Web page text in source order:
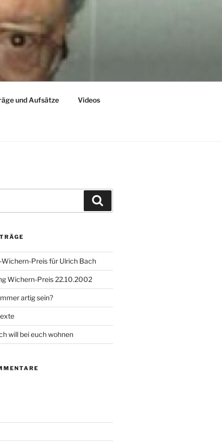
und Aufsätze Videos
Preis für Ulrich Bach
Wichern-Preis 22.10.2002
artig sein?
will bei euch wohnen